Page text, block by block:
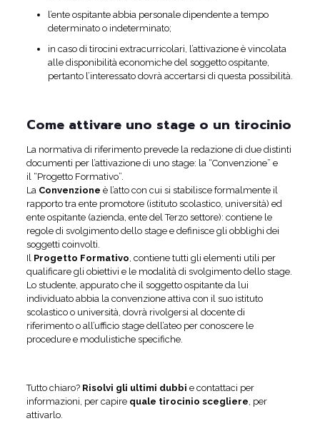
l’ente ospitante abbia personale dipendente a tempo
determinato o indeterminato;
in caso di tirocini extracurricolari, l’attivazione è vincolata
alle disponibilità economiche del soggetto ospitante,
pertanto l’interessato dovrà accertarsi di questa possibilità.
Come attivare uno stage o un tirocinio
La normativa di riferimento prevede la redazione di due distinti
documenti per l’attivazione di uno stage: la “Convenzione” e
il “Progetto Formativo”.
La Convenzione è l’atto con cui si stabilisce formalmente il
rapporto tra ente promotore (istituto scolastico, università) ed
ente ospitante (azienda, ente del Terzo settore): contiene le
regole di svolgimento dello stage e definisce gli obblighi dei
soggetti coinvolti.
Il Progetto Formativo , contiene tutti gli elementi utili per
qualificare gli obiettivi e le modalità di svolgimento dello stage.
Lo studente, appurato che il soggetto ospitante da lui
individuato abbia la convenzione attiva con il suo istituto
scolastico o università, dovrà rivolgersi al docente di
riferimento o all’ufficio stage dell’ateo per conoscere le
procedure e modulistiche specifiche.
Tutto chiaro? Risolvi gli ultimi dubbi e contattaci per
informazioni, per capire quale tirocinio scegliere , per
attivarlo.